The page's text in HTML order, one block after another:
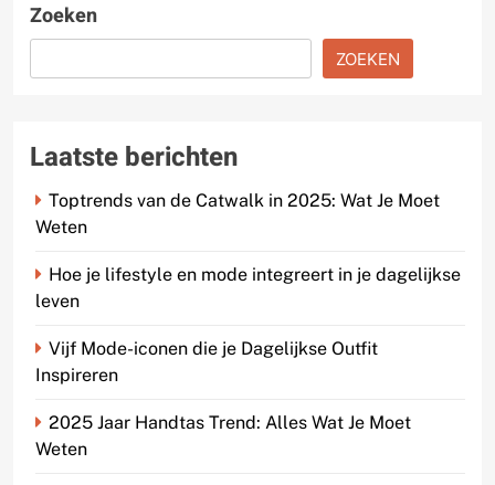
Zoeken
ZOEKEN
Laatste berichten
Toptrends van de Catwalk in 2025: Wat Je Moet
Weten
Hoe je lifestyle en mode integreert in je dagelijkse
leven
Vijf Mode-iconen die je Dagelijkse Outfit
Inspireren
2025 Jaar Handtas Trend: Alles Wat Je Moet
Weten